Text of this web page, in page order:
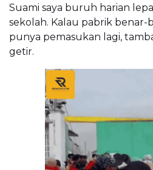
Suami saya buruh harian
sekolah. Kalau pabrik
punya pemasukan lagi,
getir.